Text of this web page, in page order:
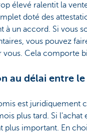
élevé ralentit la
doté des
à un accord. Si vous
vous pouvez
vous. Cela comporte
au délai entre
est juridiquement
plus tard. Si
plus important. En